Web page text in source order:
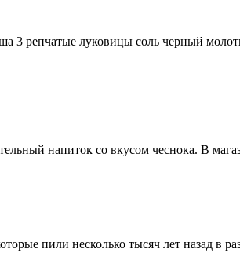
3 репчатые луковицы соль черный
напиток со вкусом чеснока. В
пили несколько тысяч лет назад в